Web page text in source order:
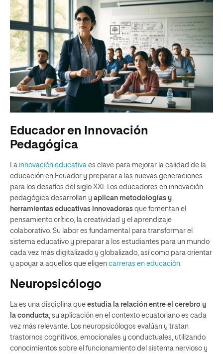
Educador en Innovación
Pedagógica
La innovación educativa es clave para mejorar la calidad de la
educación en Ecuador y preparar a las nuevas generaciones
para los desafíos del siglo XXI. Los educadores en innovación
pedagógica desarrollan y aplican metodologías y
herramientas educativas innovadoras que fomentan el
pensamiento crítico, la creatividad y el aprendizaje
colaborativo. Su labor es fundamental para transformar el
sistema educativo y preparar a los estudiantes para un mundo
cada vez más digitalizado y globalizado, así como para orientar
y apoyar a aquellos que eligen carreras en educación.
Neuropsicólogo
La es una disciplina que estudia la relación entre el cerebro y
la conducta; su aplicación en el contexto ecuatoriano es cada
vez más relevante. Los neuropsicólogos evalúan y tratan
trastornos cognitivos, emocionales y conductuales, utilizando
conocimientos sobre el funcionamiento del sistema nervioso y